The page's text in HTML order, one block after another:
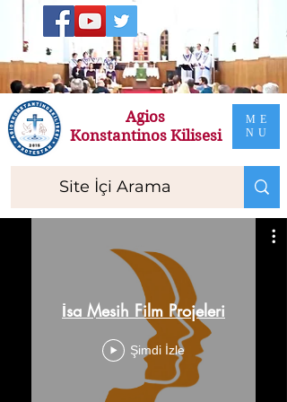
ME
NU
Agios
Konstantinos Kilisesi
İsa Mesih Film Projeleri
Şimdi İzle